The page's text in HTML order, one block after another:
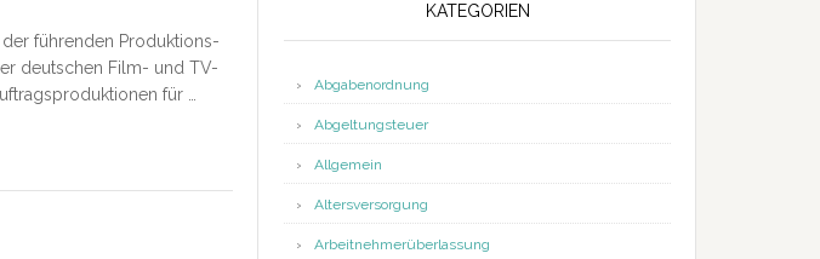
führenden Produktions-
deutschen Film- und TV-
für …
KATEGORIEN
Abgabenordnung
Abgeltungsteuer
Allgemein
Altersversorgung
Arbeitnehmerüberlassung